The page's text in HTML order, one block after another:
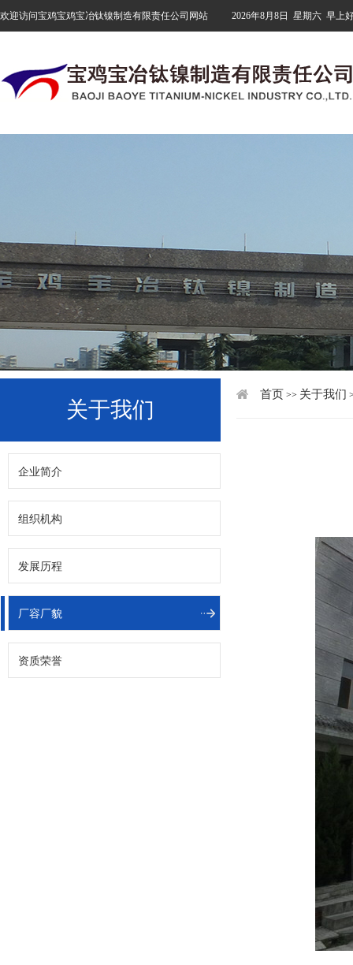
欢迎访问宝鸡宝鸡宝冶钛镍制造有限责任公司网站 2026年8月8日 星期六 早上
关于我们
企业简介
组织机构
发展历程
厂容厂貌
资质荣誉
首页 >> 关于我们